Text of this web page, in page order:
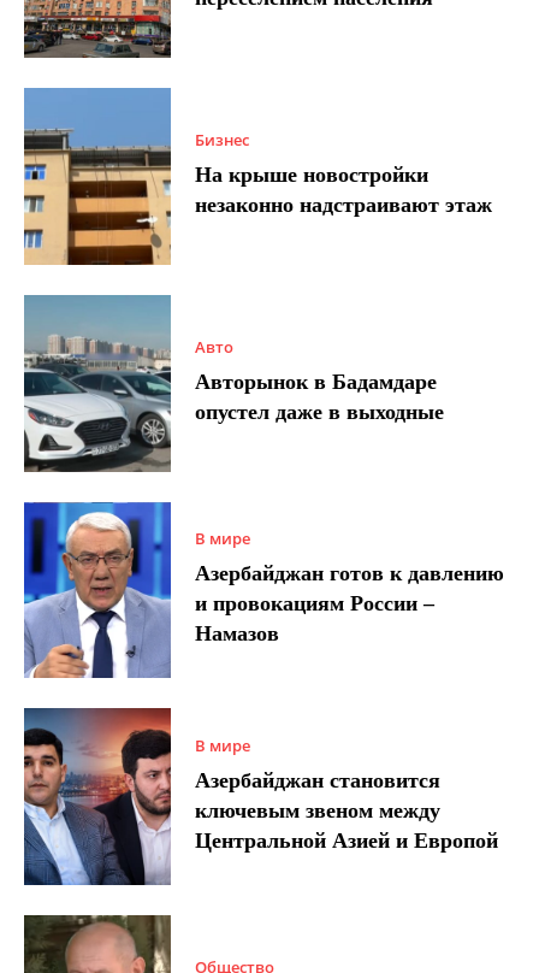
Бизнес
На крыше новостройки
незаконно надстраивают этаж
Авто
Авторынок в Бадамдаре
опустел даже в выходные
В мире
Азербайджан готов к давлению
и провокациям России –
Намазов
В мире
Азербайджан становится
ключевым звеном между
Центральной Азией и Европой
Общество